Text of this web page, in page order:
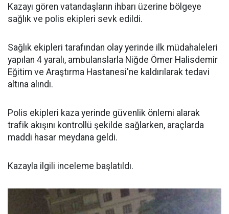
Kazayı gören vatandaşların ihbarı üzerine bölgeye
sağlık ve polis ekipleri sevk edildi.
Sağlık ekipleri tarafından olay yerinde ilk müdahaleleri
yapılan 4 yaralı, ambulanslarla Niğde Ömer Halisdemir
Eğitim ve Araştırma Hastanesi'ne kaldırılarak tedavi
altına alındı.
Polis ekipleri kaza yerinde güvenlik önlemi alarak
trafik akışını kontrollü şekilde sağlarken, araçlarda
maddi hasar meydana geldi.
Kazayla ilgili inceleme başlatıldı.